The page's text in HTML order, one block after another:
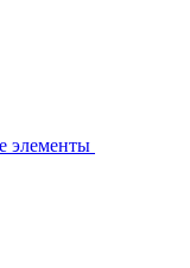
элементы